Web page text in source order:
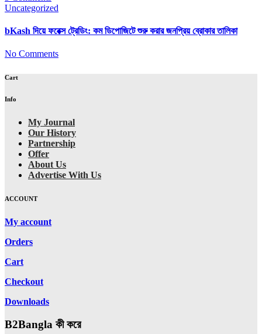
Uncategorized
bKash দিয়ে ফরেক্স ট্রেডিং: কম ডিপোজিটে শুরু করার জনপ্রিয় ব্রোকার তালিকা
No Comments
Cart
Info
My Journal
Our History
Partnership
Offer
About Us
Advertise With Us
ACCOUNT
My account
Orders
Cart
Checkout
Downloads
B2Bangla কী করে